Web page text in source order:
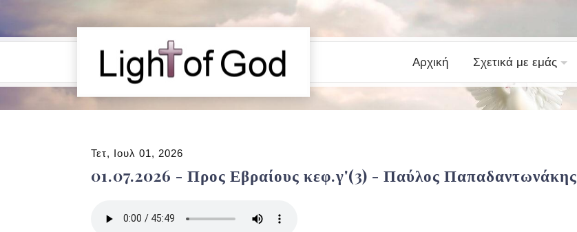
Αρχική Σχετικά με εμάς
Τετ, Ιουλ 01, 2026
01.07.2026 - Προς Εβραίους κεφ.γ'(3) - Παύλος Παπαδαντωνάκης